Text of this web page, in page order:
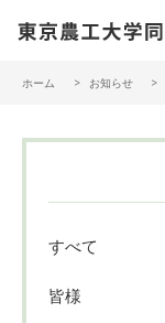
ホーム お知らせ
すべて
皆様